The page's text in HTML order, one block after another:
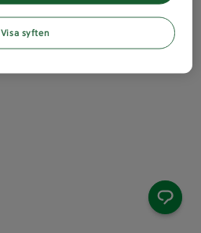
Visa syften